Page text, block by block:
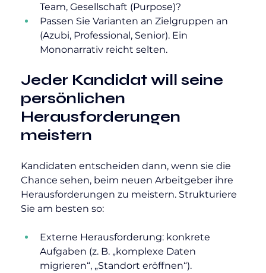
Team, Gesellschaft (Purpose)?
Passen Sie Varianten an Zielgruppen an
(Azubi, Professional, Senior). Ein
Mononarrativ reicht selten.
Jeder Kandidat will seine
persönlichen
Herausforderungen
meistern
Kandidaten entscheiden dann, wenn sie die
Chance sehen, beim neuen Arbeitgeber ihre
Herausforderungen zu meistern. Strukturiere
Sie am besten so:
Externe Herausforderung: konkrete
Aufgaben (z. B. „komplexe Daten
migrieren“, „Standort eröffnen“).